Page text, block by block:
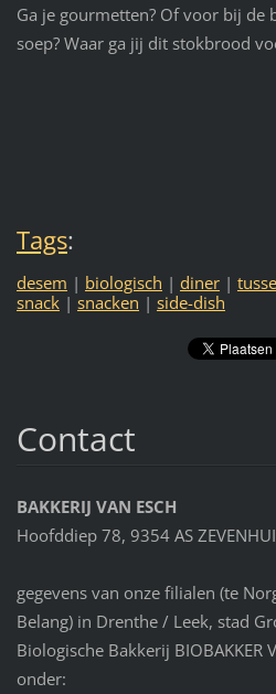
Ga je gourmetten? Of voor bij de
soep? Waar ga jij dit stokbrood
Tags:
desem | biologisch | diner |
snack | snacken | side-dish
Contact
BAKKERIJ VAN ESCH
Hoofddiep 78, 9354 AS
gegevens van onze filialen (te
Belang) in Drenthe / Leek, stad
Biologische Bakkerij BIOBAKKER
onder: